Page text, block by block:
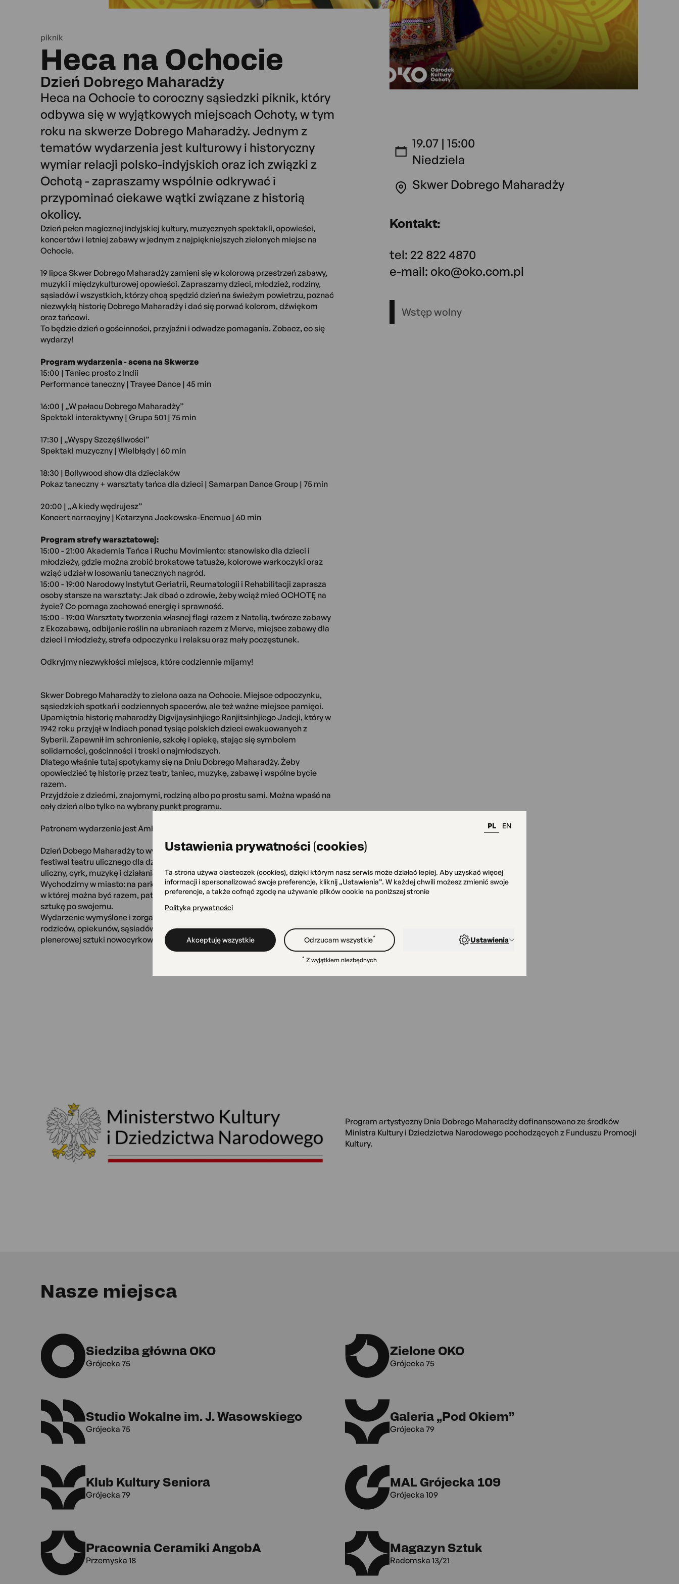
PL EN
Ustawienia prywatności (cookies)
Ta strona używa ciasteczek (cookies), dzięki którym nasz serwis może działać lepiej. Aby uzyskać więcej
informacji i spersonalizować swoje preferencje, kliknij „Ustawienia”. W każdej chwili możesz zmienić swoje
preferencje, a także cofnąć zgodę na używanie plików cookie na poniższej stronie
Polityka prywatności
Akceptuję wszystkie Odrzucam wszystkie* Ustawienia
* Z wyjątkiem niezbędnych
Heca na Ochocie
Dzień Dobrego Maharadży
piknik
Heca na Ochocie to coroczny sąsiedzki piknik, który
odbywa się w wyjątkowych miejscach Ochoty, w tym
roku na skwerze Dobrego Maharadży. Jednym z
tematów wydarzenia jest kulturowy i historyczny
wymiar relacji polsko-indyjskich oraz ich związki z
Ochotą - zapraszamy wspólnie odkrywać i
przypominać ciekawe wątki związane z historią
okolicy.
Dzień pełen magicznej indyjskiej kultury, muzycznych spektakli, opowieści,
koncertów i letniej zabawy w jednym z najpiękniejszych zielonych miejsc na
Ochocie.
19 lipca Skwer Dobrego Maharadży zamieni się w kolorową przestrzeń zabawy,
muzyki i międzykulturowej opowieści. Zapraszamy dzieci, młodzież, rodziny,
sąsiadów i wszystkich, którzy chcą spędzić dzień na świeżym powietrzu, poznać
niezwykłą historię Dobrego Maharadży i dać się porwać kolorom, dźwiękom
oraz tańcowi.
To będzie dzień o gościnności, przyjaźni i odwadze pomagania. Zobacz, co się
wydarzy!
Program wydarzenia - scena na Skwerze
15:00 | Taniec prosto z Indii
Performance taneczny | Trayee Dance | 45 min
16:00 | „W pałacu Dobrego Maharadży”
Spektakl interaktywny | Grupa 501 | 75 min
17:30 | „Wyspy Szczęśliwości”
Spektakl muzyczny | Wielbłądy | 60 min
18:30 | Bollywood show dla dzieciaków
Pokaz taneczny + warsztaty tańca dla dzieci | Samarpan Dance Group | 75 min
20:00 | „A kiedy wędrujesz”
Koncert narracyjny | Katarzyna Jackowska-Enemuo | 60 min
Program strefy warsztatowej:
15:00 - 21:00 Akademia Tańca i Ruchu Movimiento: stanowisko dla dzieci i
młodzieży, gdzie można zrobić brokatowe tatuaże, kolorowe warkoczyki oraz
wziąć udział w losowaniu tanecznych nagród.
15:00 - 19:00 Narodowy Instytut Geriatrii, Reumatologii i Rehabilitacji zaprasza
osoby starsze na warsztaty: Jak dbać o zdrowie, żeby wciąż mieć OCHOTĘ na
życie? Co pomaga zachować energię i sprawność.
15:00 - 19:00 Warsztaty tworzenia własnej flagi razem z Natalią, twórcze zabawy
z Ekozabawą, odbijanie roślin na ubraniach razem z Merve, miejsce zabawy dla
dzieci i młodzieży, strefa odpoczynku i relaksu oraz mały poczęstunek.
Odkryjmy niezwykłości miejsca, które codziennie mijamy!
Skwer Dobrego Maharadży to zielona oaza na Ochocie. Miejsce odpoczynku,
sąsiedzkich spotkań i codziennych spacerów, ale też ważne miejsce pamięci.
Upamiętnia historię maharadży Digvijaysinhjiego Ranjitsinhjiego Jadeji, który w
1942 roku przyjął w Indiach ponad tysiąc polskich dzieci ewakuowanych z
Syberii. Zapewnił im schronienie, szkołę i opiekę, stając się symbolem
solidarności, gościnności i troski o najmłodszych.
Dlatego właśnie tutaj spotykamy się na Dniu Dobrego Maharadży. Żeby
opowiedzieć tę historię przez teatr, taniec, muzykę, zabawę i wspólne bycie
razem.
Przyjdźcie z dziećmi, znajomymi, rodziną albo po prostu sami. Można wpaść na
cały dzień albo tylko na wybrany punkt programu.
Patronem wydarzenia jest Ambasada Indii w Warszawie.
Dzień Dobego Maharadży to wydarzenie w ramach Bez Pudła. Międzykulturowy
festiwal teatru ulicznego dla dzieci i młodzieży. To cykl prezentujący teatr
uliczny, cyrk, muzykę i działania artystyczne poza klasyczną sceną.
Wychodzimy w miasto: na parking, skwer i do parku, żeby stworzyć przestrzeń,
w której można być razem, patrzeć, słuchać, ruszać się, śmiać i przeżywać
sztukę po swojemu.
Wydarzenie wymyślone i zorganizowane dla dzieci i młodzieży, ale też dla
rodziców, opiekunów, sąsiadów i wszystkich, którzy mają ochotę na dwa dni
plenerowej sztuki nowocyrkowej na Ochocie.
19.07 | 15:00
Niedziela
Skwer Dobrego Maharadży
Kontakt:
tel: 22 822 4870
e-mail: oko@oko.com.pl
Wstęp wolny
Program artystyczny Dnia Dobrego Maharadży dofinansowano ze środków
Ministra Kultury i Dziedzictwa Narodowego pochodzących z Funduszu Promocji
Kultury.
Nasze miejsca
Siedziba główna OKO
Grójecka 75
Zielone OKO
Grójecka 75
Studio Wokalne im. J. Wasowskiego
Grójecka 75
Galeria „Pod Okiem”
Grójecka 79
Klub Kultury Seniora
Grójecka 79
MAL Grójecka 109
Grójecka 109
Pracownia Ceramiki AngobA
Przemyska 18
Magazyn Sztuk
Radomska 13/21